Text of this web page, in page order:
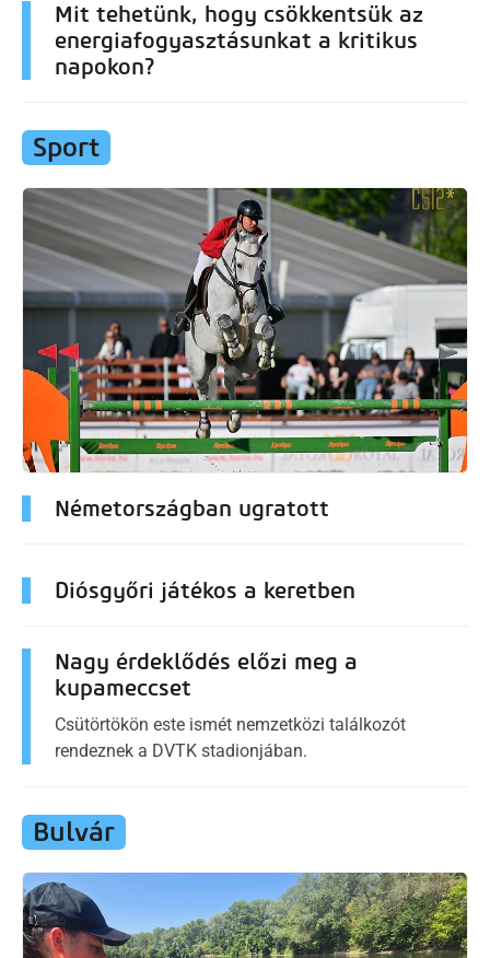
Mit tehetünk, hogy csökkentsük az
energiafogyasztásunkat a kritikus
napokon?
Sport
Németországban ugratott
Diósgyőri játékos a keretben
Nagy érdeklődés előzi meg a
kupameccset
Csütörtökön este ismét nemzetközi találkozót
rendeznek a DVTK stadionjában.
Bulvár